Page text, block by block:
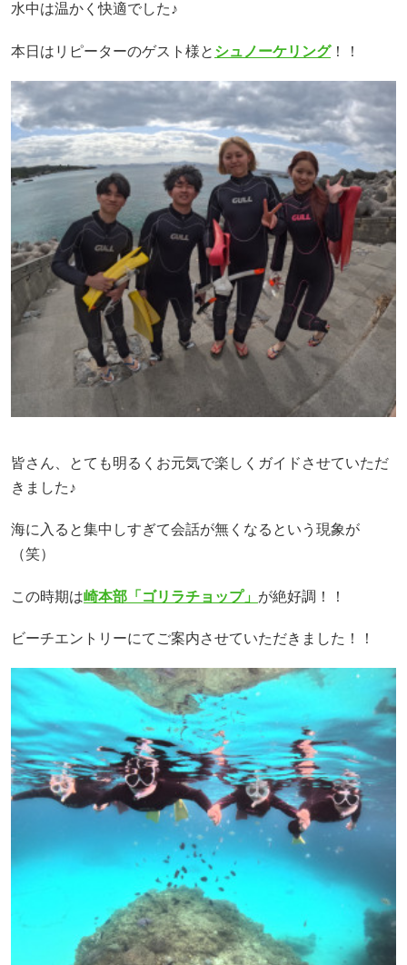
水中は温かく快適でした♪
本日はリピーターのゲスト様と シュノーケリング！！
皆さん、とても明るくお元気で楽しくガイドさせていただ
きました♪
海に入ると集中しすぎて会話が無くなるという現象が
（笑）
この時期は崎本部「ゴリラチョップ」 が絶好調！！
ビーチエントリーにてご案内させていただきました！！